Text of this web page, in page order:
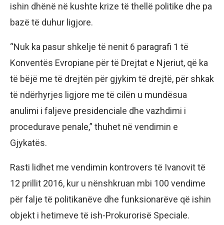
ishin dhënë në kushte krize të thellë politike dhe pa
bazë të duhur ligjore.
“Nuk ka pasur shkelje të nenit 6 paragrafi 1 të
Konventës Evropiane për të Drejtat e Njeriut, që ka
të bëjë me të drejtën për gjykim të drejtë, për shkak
të ndërhyrjes ligjore me të cilën u mundësua
anulimi i faljeve presidenciale dhe vazhdimi i
procedurave penale,” thuhet në vendimin e
Gjykatës.
Rasti lidhet me vendimin kontrovers të Ivanovit të
12 prillit 2016, kur u nënshkruan mbi 100 vendime
për falje të politikanëve dhe funksionarëve që ishin
objekt i hetimeve të ish-Prokurorisë Speciale.